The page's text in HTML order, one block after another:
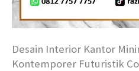
Desain Interior Kantor
Kontemporer Futuristik